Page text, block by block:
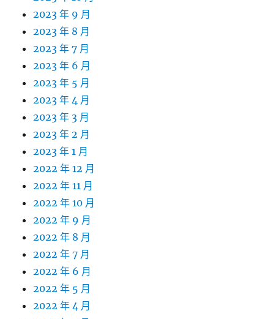
2023 年 9 月
2023 年 8 月
2023 年 7 月
2023 年 6 月
2023 年 5 月
2023 年 4 月
2023 年 3 月
2023 年 2 月
2023 年 1 月
2022 年 12 月
2022 年 11 月
2022 年 10 月
2022 年 9 月
2022 年 8 月
2022 年 7 月
2022 年 6 月
2022 年 5 月
2022 年 4 月